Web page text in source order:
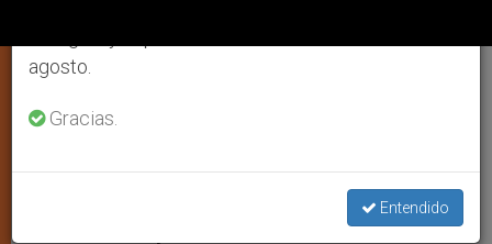
Entrevista al presidente del Comité
W M F T S
agosto.
Gracias.
Entendido